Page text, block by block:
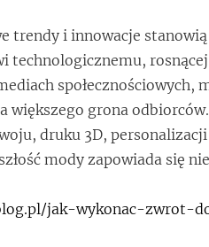
trendy i innowacje
technologicznemu,
społecznościowych,
większego grona
druku 3D,
mody zapowiada się
jak-wykonac-zwrot-